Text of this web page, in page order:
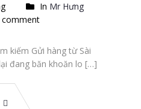
In Mr Hưng
comment
kiếm Gửi hàng từ Sài
đang băn khoăn lo […]